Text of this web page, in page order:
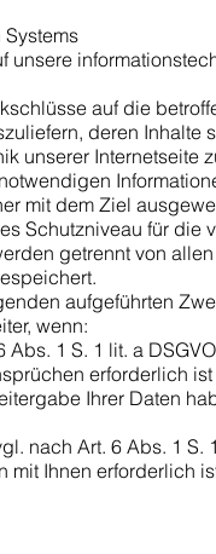
unsere
auf die
deren Inhalte
unserer Internetseite
mit dem Ziel
Schutzniveau für die
getrennt von
aufgeführten
wenn:
1 S. 1 lit. a
erforderlich
Ihrer Daten
nach Art. 6 Abs. 1 S.
Ihnen erforderlich